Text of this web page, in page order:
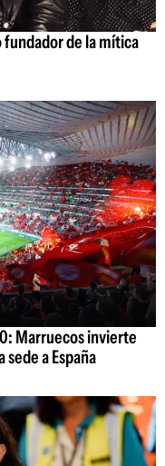
de la mítica
Marruecos invierte
a España